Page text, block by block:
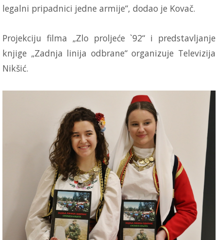
legalni pripadnici jedne armije“, dodao je Kovač.
Projekciju filma „Zlo proljeće `92“ i predstavljanje
knjige „Zadnja linija odbrane“ organizuje Televizija
Nikšić.